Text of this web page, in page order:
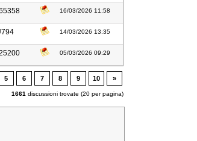
16/03/2026 11:58
14/03/2026 13:35
05/03/2026 09:29
5 6 7 8 9 10 »
1661 discussioni trovate (20 per pagina)